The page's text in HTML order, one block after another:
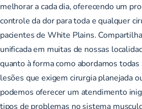
melhorar a cada dia, oferecendo um
controle da dor para toda e qualquer
pacientes de White Plains.
unificada em muitas de nossas
quanto à forma como abordamos
lesões que exigem cirurgia planejada
podemos oferecer um atendimento
tipos de problemas no sistema